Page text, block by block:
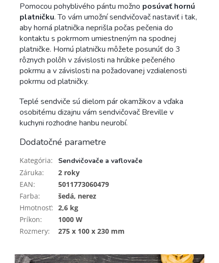
Pomocou pohyblivého pántu možno posúvať hornú
platničku. To vám umožní sendvičovač nastaviť i tak,
aby horná platnička neprišla počas pečenia do
kontaktu s pokrmom umiestneným na spodnej
platničke. Hornú platničku môžete posunúť do 3
rôznych polôh v závislosti na hrúbke pečeného
pokrmu a v závislosti na požadovanej vzdialenosti
pokrmu od platničky.
Teplé sendviče sú dielom pár okamžikov a vďaka
osobitému dizajnu vám sendvičovač Breville v
kuchyni rozhodne hanbu neurobí.
Dodatočné parametre
Kategória:
Sendvičovače a vaflovače
Záruka:
2 roky
EAN:
5011773060479
Farba:
šedá, nerez
Hmotnosť: 2,6 kg
Príkon:
1000 W
Rozmery: 275 x 100 x 230 mm